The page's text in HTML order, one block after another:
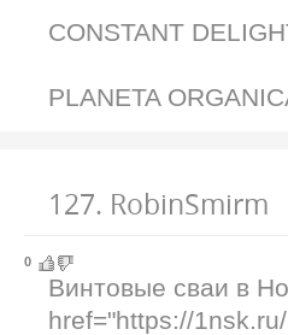
CONSTANT
PLANETA
127. RobinSmirm
0
Винтовые сваи в
href="https://